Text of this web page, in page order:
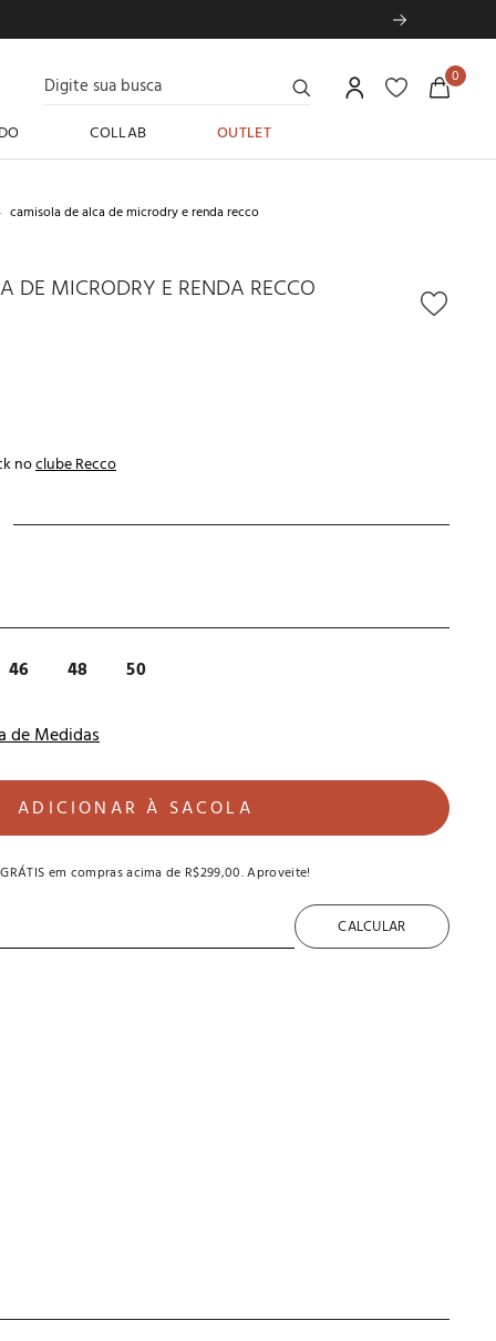
Digite sua busca 0
COLLAB OUTLET
camisola de alca de microdry e renda recco
DE MICRODRY E RENDA RECCO
noclube Recco
46 48 50
de Medidas
ADICIONAR À SACOLA
em compras acima de R$299,00. Aproveite!
CALCULAR